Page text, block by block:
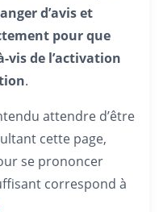
d’avis et
pour que
vis de l’activation
.
attendre d’être
cette page,
se prononcer
correspond à